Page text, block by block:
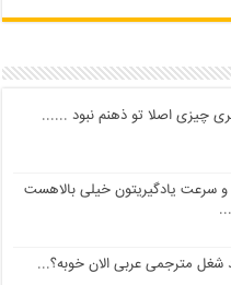
چیزی اصلا تو ذهنم نبود ......
و سرعت یادگیریتون خیلی بالاهست